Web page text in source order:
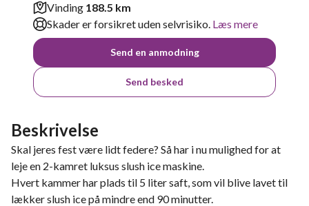
Vinding 188.5 km
Skader er forsikret uden selvrisiko. Læs mere
Send en anmodning
Send besked
Beskrivelse
Skal jeres fest være lidt federe? Så har i nu mulighed for at
leje en 2-kamret luksus slush ice maskine.
Hvert kammer har plads til 5 liter saft, som vil blive lavet til
lækker slush ice på mindre end 90 minutter.